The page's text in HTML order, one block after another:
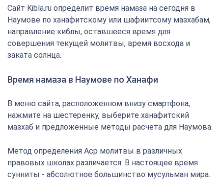
Сайт Kibla.ru определит время намаза на сегодня в
Наумове по ханафитскому или шафиитсому мазхабам,
направление киблы, оставшееся время для
совершения текущей молитвы, время восхода и
заката солнца.
Время намаза в Наумове по Ханафи
В меню сайта, расположенном внизу смартфона,
нажмите на шестеренку, выберите ханафитский
мазхаб и предложенные методы расчета для Наумова.
Метод определения Аср молитвы в различных
правовых школах различается. В настоящее время
сунниты - абсолютное большинство мусульман мира.